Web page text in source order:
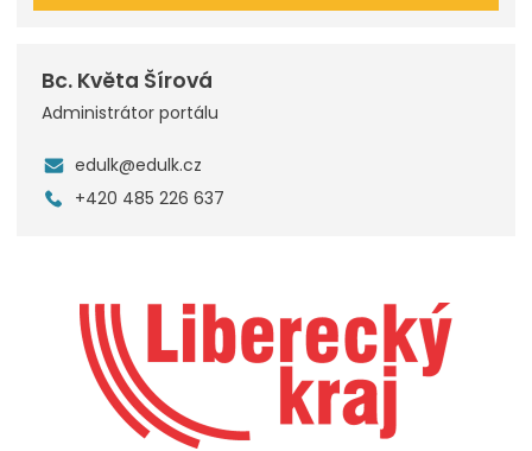
Bc. Květa Šírová
Administrátor portálu
edulk@edulk.cz
+420 485 226 637